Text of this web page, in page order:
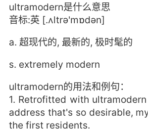
ultramodern是什么意思
音标:英 [.ʌltrә'mɒdәn]
a. 超现代的, 最新的, 极时髦的
s. extremely modern
ultramodern的用法和例句：
1. Retrofitted with
address that's so desirable,
the first residents.